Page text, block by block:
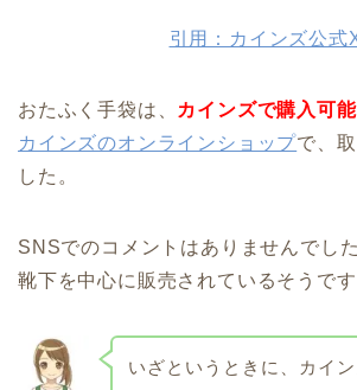
引用：カインズ公式
おたふく手袋は、 カインズで購入可能
カインズのオンラインショップで、
した。
SNSでのコメントはありませんでし
靴下を中心に販売されているそうです
いざというときに、カイ